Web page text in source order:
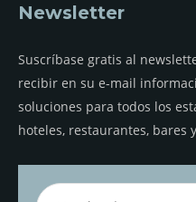
Newsletter
Suscríbase gratis al
recibir en su e-mail
soluciones para todos los
hoteles, restaurantes, bares